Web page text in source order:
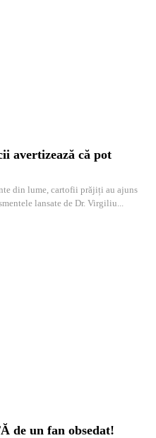
avertizează că pot
din lume, cartofii prăjiți au ajuns
lansate de Dr. Virgiliu...
de un fan obsedat!